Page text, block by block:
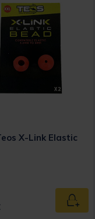
X-Link Elastic